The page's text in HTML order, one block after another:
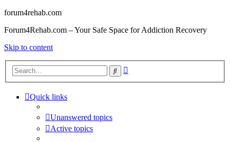
forum4rehab.com
Forum4Rehab.com – Your Safe Space for Addiction Recovery
Skip to content
Search
Quick links
Unanswered topics
Active topics